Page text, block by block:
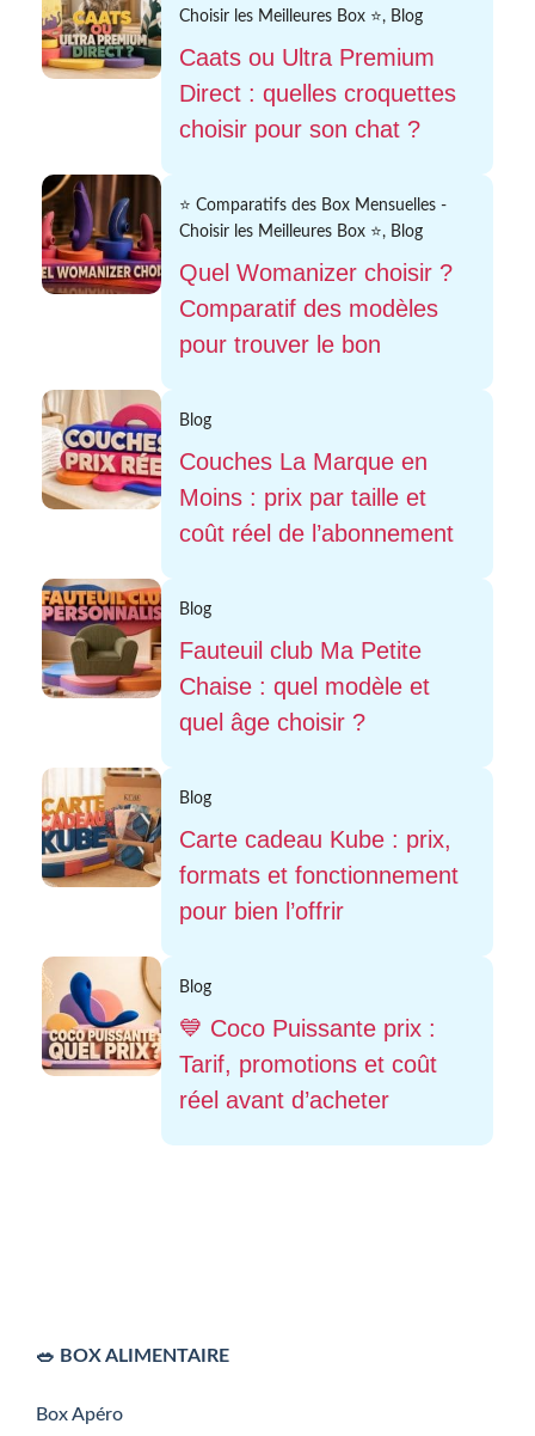
Choisir les Meilleures Box ⭐, Blog
Caats ou Ultra Premium
Direct : quelles croquettes
choisir pour son chat ?
⭐ Comparatifs des Box Mensuelles -
Choisir les Meilleures Box ⭐, Blog
Quel Womanizer choisir ?
Comparatif des modèles
pour trouver le bon
Blog
Couches La Marque en
Moins : prix par taille et
coût réel de l’abonnement
Blog
Fauteuil club Ma Petite
Chaise : quel modèle et
quel âge choisir ?
Blog
Carte cadeau Kube : prix,
formats et fonctionnement
pour bien l’offrir
Blog
💙 Coco Puissante prix :
Tarif, promotions et coût
réel avant d’acheter
🥗 BOX ALIMENTAIRE
Box Apéro